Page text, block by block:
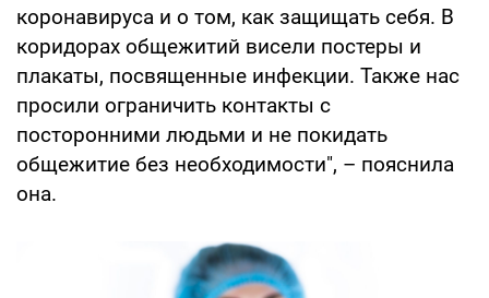
коронавируса и о том, как защищать себя. В
коридорах общежитий висели постеры и
плакаты, посвященные инфекции. Также нас
просили ограничить контакты с
посторонними людьми и не покидать
общежитие без необходимости", – пояснила
она.